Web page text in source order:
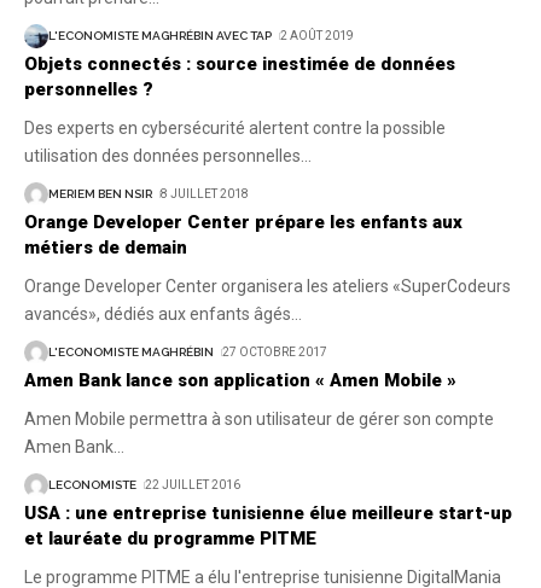
L'ECONOMISTE MAGHRÉBIN AVEC TAP 2 AOÛT 2019
Objets connectés : source inestimée de données
personnelles ?
Des experts en cybersécurité alertent contre la possible
utilisation des données personnelles
MERIEM BEN NSIR 8 JUILLET 2018
Orange Developer Center prépare les enfants aux
métiers de demain
Orange Developer Center organisera les ateliers «SuperCodeurs
avancés», dédiés aux enfants âgés
L'ECONOMISTE MAGHRÉBIN 27 OCTOBRE 2017
Amen Bank lance son application « Amen Mobile »
Amen Mobile permettra à son utilisateur de gérer son compte
Amen Bank
LECONOMISTE 22 JUILLET 2016
USA : une entreprise tunisienne élue meilleure start-up
et lauréate du programme PITME
Le programme PITME a élu l'entreprise tunisienne DigitalMania